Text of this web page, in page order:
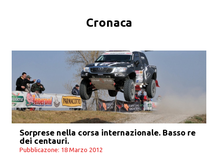
Cronaca
Sorprese nella corsa internazionale. Basso re
dei centauri.
Pubblicazone: 18 Marzo 2012